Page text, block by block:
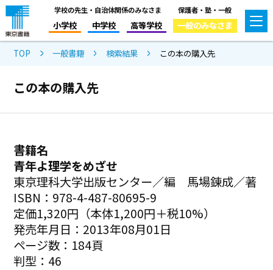
学校の先生・自治体関係のみなさま
小学校 中学校 高等学校
保護者・塾・一般
一般のみなさま
TOP 一般書籍 検索結果 この本の購入先
この本の購入先
書籍名
青年よ理学をめざせ
東京理科大学出版センター／編 馬場錬成／著
ISBN：978-4-487-80695-9
定価1,320円（本体1,200円＋税10%）
発売年月日：2013年08月01日
ページ数：184頁
判型：46